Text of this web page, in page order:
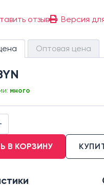
отзыв Версия
Оптовая цена
много
В КОРЗИНУ